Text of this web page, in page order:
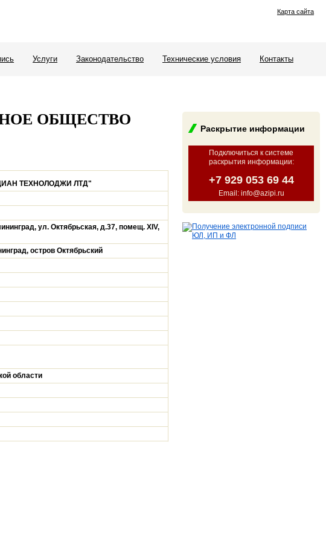
Карта сайта
Услуги Законодательство Технические условия
Контакты
Раскрытие информации
Подключиться к системе
раскрытия информации:
+7 929 053 69 44
Email: info@azipi.ru
ОБЩЕСТВО
ТЕХНОЛОДЖИ ЛТД"
ул. Октябрьская, д.37, помещ. XIV,
остров Октябрьский
области